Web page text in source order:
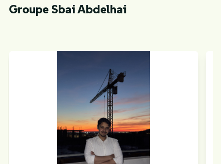
Groupe Sbai Abdelhai